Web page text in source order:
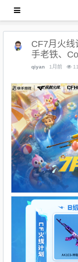
CF7月火线
手老铁、
qiyan 1月前